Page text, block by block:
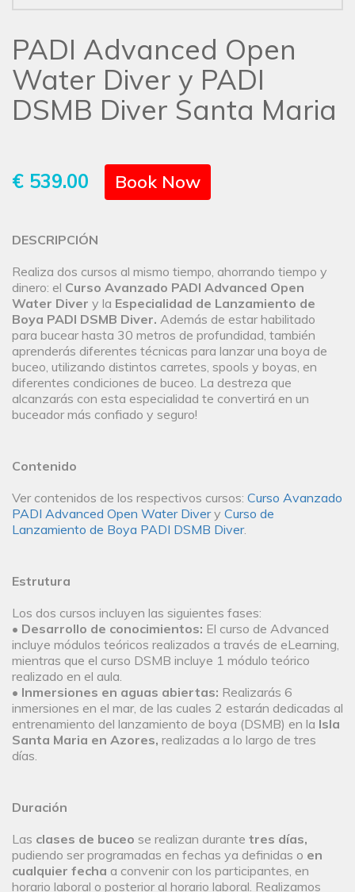
PADI Advanced Open
Water Diver y PADI
DSMB Diver Santa Maria
€ 539.00 Book Now
DESCRIPCIÓN
Realiza dos cursos al mismo tiempo, ahorrando tiempo y
dinero: el Curso Avanzado PADI Advanced Open
Water Diver y la Especialidad de Lanzamiento de
Boya PADI DSMB Diver. Además de estar habilitado
para bucear hasta 30 metros de profundidad, también
aprenderás diferentes técnicas para lanzar una boya de
buceo, utilizando distintos carretes, spools y boyas, en
diferentes condiciones de buceo. La destreza que
alcanzarás con esta especialidad te convertirá en un
buceador más confiado y seguro!
Contenido
Ver contenidos de los respectivos cursos: Curso Avanzado
PADI Advanced Open Water Divery Curso de
Lanzamiento de Boya PADI DSMB Diver.
Estrutura
Los dos cursos incluyen las siguientes fases:
• Desarrollo de conocimientos: El curso de Advanced
incluye módulos teóricos realizados a través de eLearning,
mientras que el curso DSMB incluye 1 módulo teórico
realizado en el aula.
• Inmersiones en aguas abiertas: Realizarás 6
inmersiones en el mar, de las cuales 2 estarán dedicadas al
entrenamiento del lanzamiento de boya (DSMB) en la Isla
Santa Maria en Azores, realizadas a lo largo de tres
días.
Duración
Las clases de buceo se realizan durante tres días,
pudiendo ser programadas en fechas ya definidas o en
cualquier fecha a convenir con los participantes, en
horario laboral o posterior al horario laboral. Realizamos